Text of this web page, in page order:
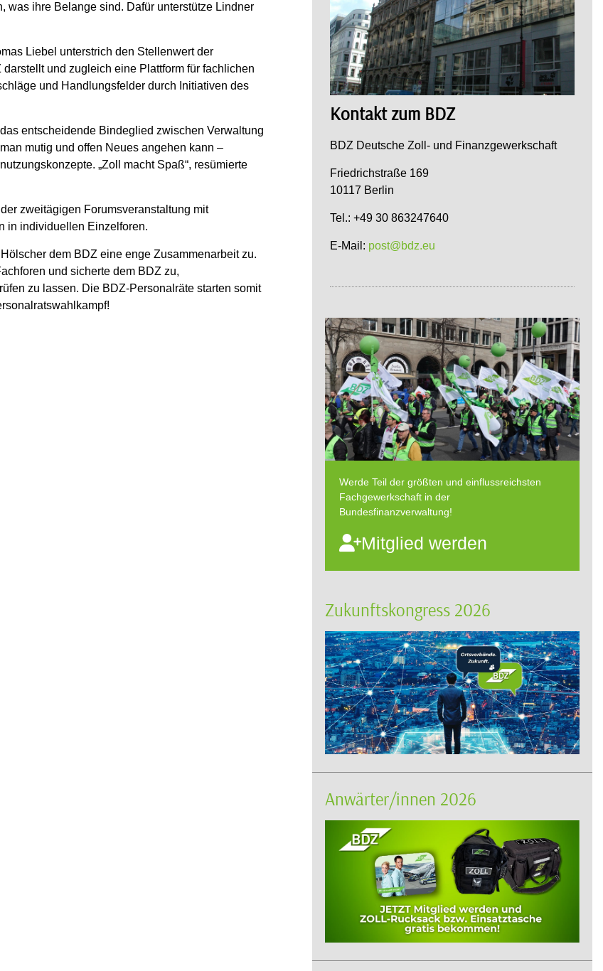
was ihre Belange sind. Dafür unterstütze Lindner
Liebel unterstrich den Stellenwert der
und zugleich eine Plattform für fachlichen
und Handlungsfelder durch Initiativen des
entscheidende Bindeglied zwischen Verwaltung
mutig und offen Neues angehen kann –
„Zoll macht Spaß“, resümierte
zweitägigen Forumsveranstaltung mit
in individuellen Einzelforen.
dem BDZ eine enge Zusammenarbeit zu.
und sicherte dem BDZ zu,
zu lassen. Die BDZ-Personalräte starten somit
Kontakt zum BDZ
BDZ Deutsche Zoll- und Finanzgewerkschaft
Friedrichstraße 169
10117 Berlin
Tel.: +49 30 863247640
E-Mail: post@bdz.eu
Werde Teil der größten und einflussreichsten
Fachgewerkschaft in der
Bundesfinanzverwaltung!
Mitglied werden
Zukunftskongress 2026
Anwärter/innen 2026